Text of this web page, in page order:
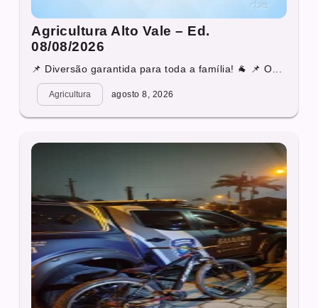
Agricultura Alto Vale – Ed.
08/08/2026
📌 Diversão garantida para toda a família! 🐐 📌 O...
Agricultura agosto 8, 2026